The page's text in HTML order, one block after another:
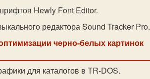
Hewly Font Editor.
редактора Sound Tracker Pro.
черно-белых картинок
для каталогов в TR-DOS.